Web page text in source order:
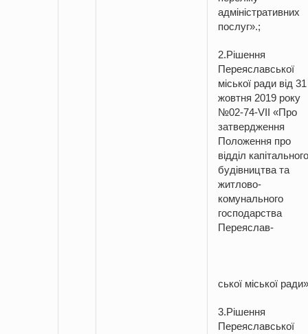
адміністративних
послуг».;
2.Рішення
Переяславської
міської ради від 31
жовтня 2019 року
№02-74-VII «Про
затвердження
Положення про
відділ капітального
будівництва та
житлово-
комунального
господарства
Переяслав-
ської міської
3.Рішення
Переяславської